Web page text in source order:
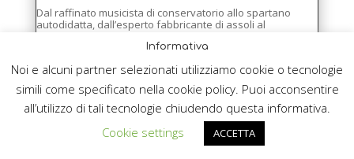
Dal raffinato musicista di conservatorio allo spartano
autodidatta, dall’esperto fabbricante di assoli al
principiante entusiasta, dai 3 ai 99 anni. I Porte’perte
sono un laboratorio musicale ambulante al servizio del
Valzer, mazurche, balcaniche, danze in cerchio… da
ballare in una grande sala, nel tepore di uno malga o per
la caciarosa strada.
Informativa
Noi e alcuni partner selezionati utilizziamo cookie o tecnologie
simili come specificato nella cookie policy. Puoi acconsentire
all’utilizzo di tali tecnologie chiudendo questa informativa.
Cookie settings
ACCETTA